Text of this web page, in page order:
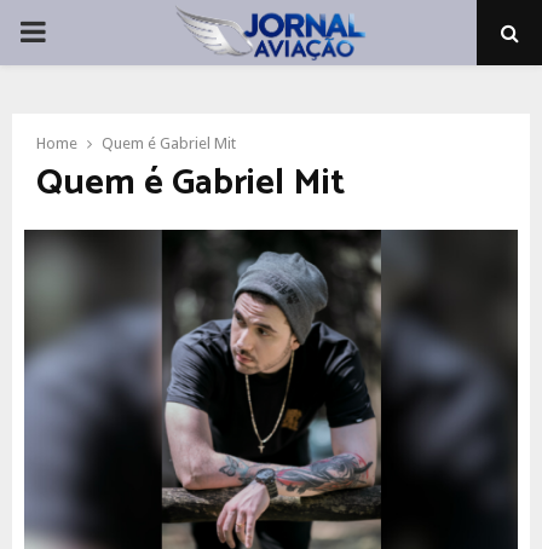
PRIMARY
Home Quem é Gabriel Mit
Quem é Gabriel Mit